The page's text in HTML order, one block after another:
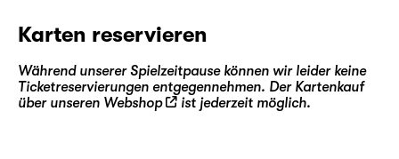
Karten reservieren
Während unserer Spielzeitpause können wir leider keine
Ticketreservierungen entgegennehmen. Der Kartenkauf
über unseren Webshop ist jederzeit möglich.